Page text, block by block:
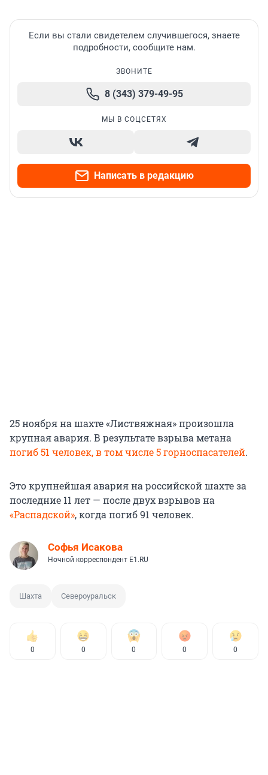
Если вы стали свидетелем случившегося, знаете
подробности, сообщите нам.
ЗВОНИТЕ
8 (343) 379-49-95
МЫ В СОЦСЕТЯХ
Написать в редакцию
25 ноября на шахте «Листвяжная» произошла
крупная авария. В результате взрыва метана
погиб 51 человек, в том числе 5 горноспасателей.
Это крупнейшая авария на российской шахте за
последние 11 лет — после двух взрывов на
«Распадской», когда погиб 91 человек.
Софья Исакова
Ночной корреспондент E1.RU
Шахта Североуральск
0 0 0 0 0